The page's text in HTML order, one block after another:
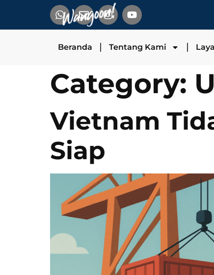
Beranda Tentang Kami
Category:
Vietnam
Siap